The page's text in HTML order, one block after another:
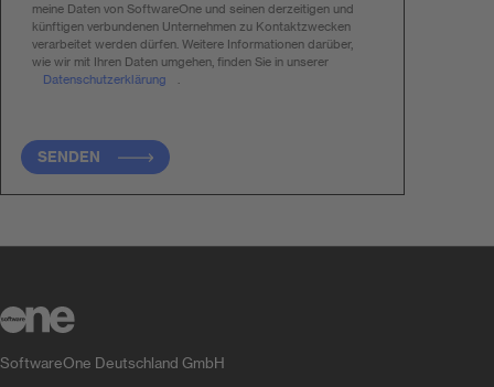
meine Daten von SoftwareOne und seinen derzeitigen und
künftigen verbundenen Unternehmen zu Kontaktzwecken
verarbeitet werden dürfen. Weitere Informationen darüber,
wie wir mit Ihren Daten umgehen, finden Sie in unserer
Datenschutzerklärung
SENDEN
SoftwareOne Deutschland GmbH